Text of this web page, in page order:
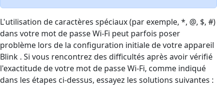
L'utilisation de caractères spéciaux (par exemple, *, @, $, #)
dans votre mot de passe Wi-Fi peut parfois poser
problème lors de la configuration initiale de votre appareil
Blink . Si vous rencontrez des difficultés après avoir vérifié
l'exactitude de votre mot de passe Wi-Fi, comme indiqué
dans les étapes ci-dessus, essayez les solutions suivantes :